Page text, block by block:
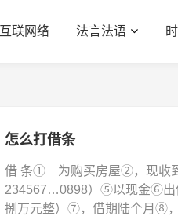
互联网络 法言法语
怎么打借条
借 条① 为购买房屋②，现收
234567…0898）⑤以现金⑥出
捌万元整）⑦，借期陆个月⑧